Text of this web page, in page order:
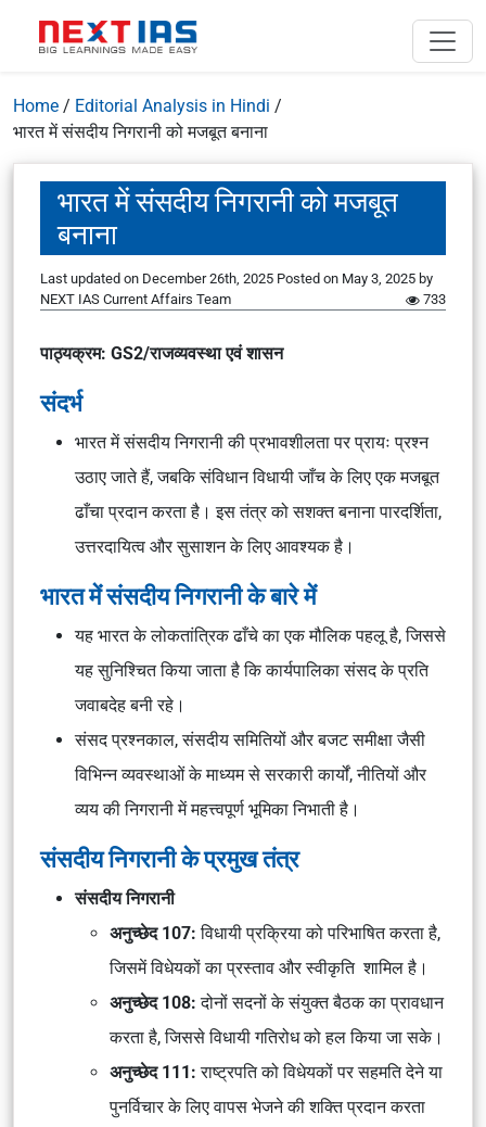
Home / Editorial Analysis in Hindi /
भारत में संसदीय निगरानी को मजबूत बनाना
भारत में संसदीय निगरानी को मजबूत
बनाना
Last updated on December 26th, 2025 Posted on May 3, 2025 by
NEXT IAS Current Affairs Team
733
पाठ्यक्रम: GS2/राजव्यवस्था एवं शासन
संदर्भ
भारत में संसदीय निगरानी की प्रभावशीलता पर प्रायः प्रश्न
उठाए जाते हैं, जबकि संविधान विधायी जाँच के लिए एक मजबूत
ढाँचा प्रदान करता है। इस तंत्र को सशक्त बनानापारदर्शिता,
उत्तरदायित्व औरसुसाशनके लिए आवश्यक है।
भारत में संसदीय निगरानी के बारे में
यह भारत के लोकतांत्रिक ढाँचे का एक मौलिक पहलू है, जिससे
यह सुनिश्चित किया जाता है कि कार्यपालिकासंसद के प्रति
जवाबदेहबनी रहे।
संसदप्रश्नकाल, संसदीय समितियों औरबजट समीक्षाजैसी
विभिन्न व्यवस्थाओं के माध्यम से सरकारी कार्यों, नीतियों और
व्यय की निगरानी में महत्त्वपूर्ण भूमिका निभाती है।
संसदीय निगरानी के प्रमुख तंत्र
संसदीय निगरानी
अनुच्छेद 107: विधायी प्रक्रियाको परिभाषित करता है,
जिसमेंविधेयकों का प्रस्ताव औरस्वीकृतिशामिल है।
अनुच्छेद 108: दोनों सदनोंकेसंयुक्त बैठकका प्रावधान
करता है, जिससेविधायी गतिरोधको हल किया जा सके।
अनुच्छेद 111: राष्ट्रपतिको विधेयकों परसहमतिदेने या
पुनर्विचार के लिएवापस भेजनेकी शक्ति प्रदान करता